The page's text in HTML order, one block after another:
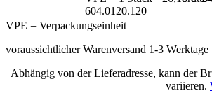
604.0120.120
VPE = Verpackungseinheit
voraussichtlicher Warenversand 1-3 Werktage
Abhängig von der Lieferadresse, kann der
variieren.